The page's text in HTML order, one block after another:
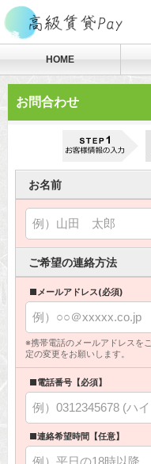
HOME
お問合わせ
お名前
ご希望の連絡方法
■メールアドレス(必須)
※携帯電話のメールアドレスを
定の変更をお願いします。
■電話番号【必須】
■連絡希望時間【任意】